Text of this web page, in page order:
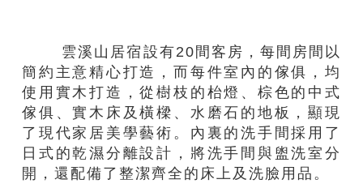
雲溪山居宿設有20間客房，每間房間以
簡約主意精心打造，而每件室內的傢俱，均
使用實木打造，從樹枝的枱燈、棕色的中式
傢俱、實木床及橫樑、水磨石的地板，顯現
了現代家居美學藝術。內裏的洗手間採用了
日式的乾濕分離設計，將洗手間與盥洗室分
開，還配備了整潔齊全的床上及洗臉用品。